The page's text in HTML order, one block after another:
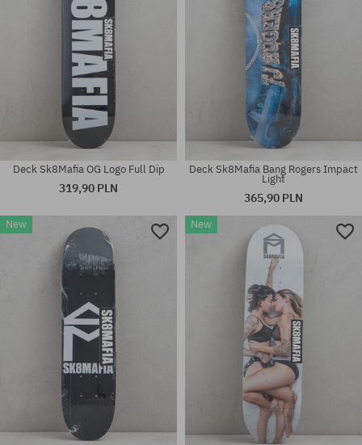
Dostępne rozmiary:
Dostępne rozmiary:
Deck Sk8Mafia OG Logo Full Dip
319,90 PLN
Deck Sk8Mafia Bang Rogers Impact
Light
365,90 PLN
New New